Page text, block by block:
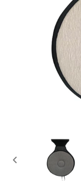
DIAPOSITIVE
PRÉCÉDENTE